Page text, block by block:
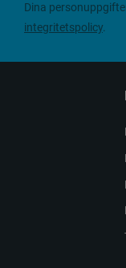
Dina
integritetspolicy.